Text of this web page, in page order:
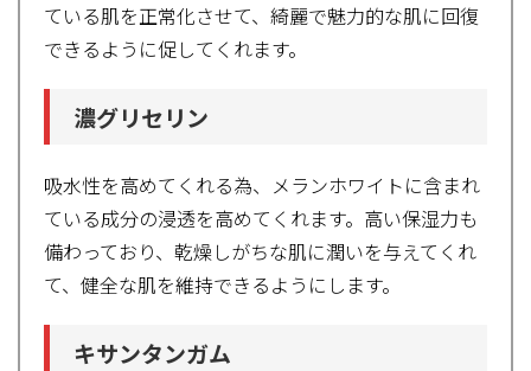
ている肌を正常化させて、綺麗で魅力的な肌に回復
できるように促してくれます。
濃グリセリン
吸水性を高めてくれる為、メランホワイトに含まれ
ている成分の浸透を高めてくれます。高い保湿力も
備わっており、乾燥しがちな肌に潤いを与えてくれ
て、健全な肌を維持できるようにします。
キサンタンガム